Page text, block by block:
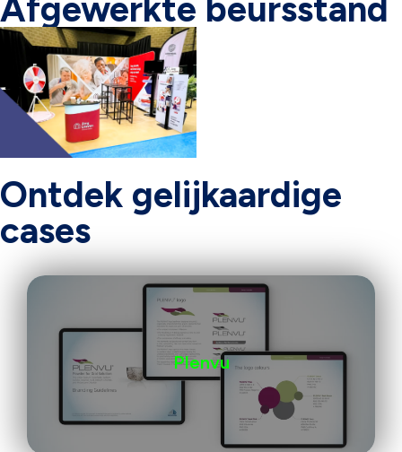
Afgewerkte beursstand
Ontdek gelijkaardige
cases
Plenvu